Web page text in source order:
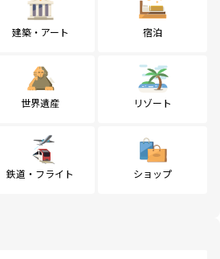
建築・アート 宿泊
世界遺産 リゾート
鉄道・フライト ショップ